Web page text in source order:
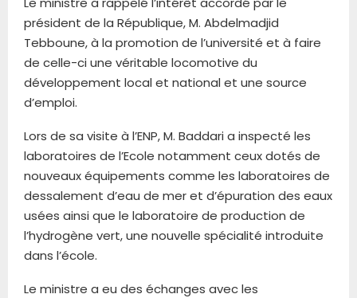
président de la République, M. Abdelmadjid
Tebboune, à la promotion de l’université et à faire
de celle-ci une véritable locomotive du
développement local et national et une source
d’emploi.
Lors de sa visite à l’ENP, M. Baddari a inspecté les
laboratoires de l’Ecole notamment ceux dotés de
nouveaux équipements comme les laboratoires de
dessalement d’eau de mer et d’épuration des eaux
usées ainsi que le laboratoire de production de
l’hydrogène vert, une nouvelle spécialité introduite
dans l’école.
Le ministre a eu des échanges avec les